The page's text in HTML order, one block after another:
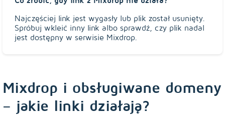
Najczęściej link jest wygasły lub plik został usunięty.
Spróbuj wkleić inny link albo sprawdź, czy plik nadal
jest dostępny w serwisie Mixdrop.
Mixdrop i obsługiwane domeny
– jakie linki działają?